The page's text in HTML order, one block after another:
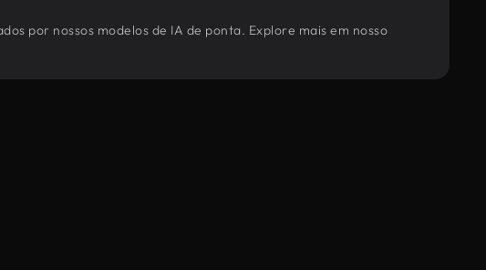
por nossos modelos de IA de ponta. Explore mais em nosso